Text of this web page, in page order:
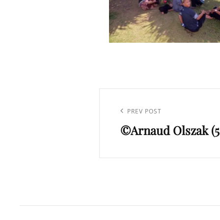
l’article
Previous
Post
PREV POST
©Arnaud Olszak